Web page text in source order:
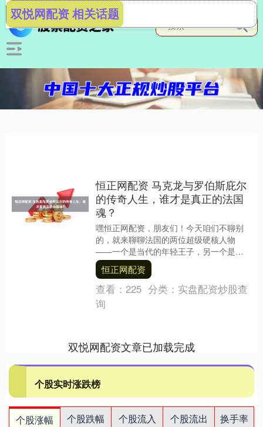
双悦网配资 相关话题
恒正网配资 马克龙与罗伯斯庇尔
的传奇人生，谁才是真正的法国
魂？
嘿恒正网配资，朋友们！今天咱们不聊别
的，就来聊聊法国的两位超级硬核人物
——一个是当代的年轻王子，另一个是革
命时期的狂热火焰。他们一个用改革点亮
现代法国，一个用激....
恒正网配资
查看： 225 分类： 实盘配资炒股查
询
双悦网配资文章已加载完成
个股实时涨跌榜
个股涨幅 个股跌幅 个股流入 个股流出
换手率